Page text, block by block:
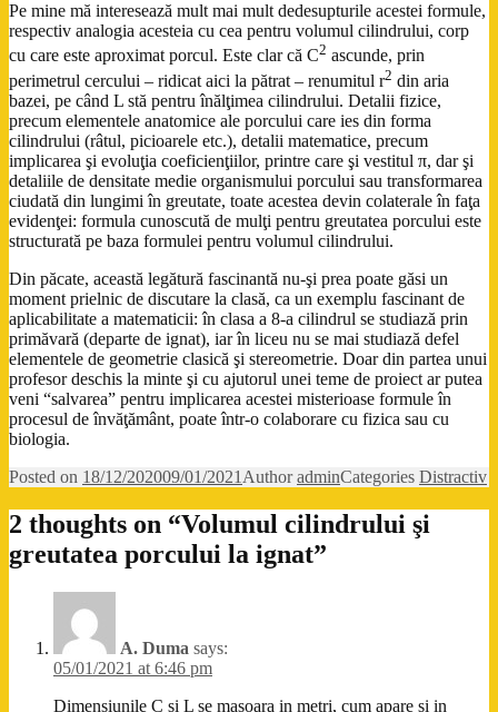
Pe mine mă interesează mult mai mult dedesupturile acestei formule,
respectiv analogia acesteia cu cea pentru volumul cilindrului, corp
cu care este aproximat porcul. Este clar că C2 ascunde, prin
perimetrul cercului – ridicat aici la pătrat – renumitul r2 din aria
bazei, pe când L stă pentru înălţimea cilindrului. Detalii fizice,
precum elementele anatomice ale porcului care ies din forma
cilindrului (râtul, picioarele etc.), detalii matematice, precum
implicarea şi evoluţia coeficienţiilor, printre care şi vestitul π, dar şi
detaliile de densitate medie organismului porcului sau transformarea
ciudată din lungimi în greutate, toate acestea devin colaterale în faţa
evidenţei: formula cunoscută de mulţi pentru greutatea porcului este
structurată pe baza formulei pentru volumul cilindrului.
Din păcate, această legătură fascinantă nu-şi prea poate găsi un
moment prielnic de discutare la clasă, ca un exemplu fascinant de
aplicabilitate a matematicii: în clasa a 8-a cilindrul se studiază prin
primăvară (departe de ignat), iar în liceu nu se mai studiază defel
elementele de geometrie clasică şi stereometrie. Doar din partea unui
profesor deschis la minte şi cu ajutorul unei teme de proiect ar putea
veni “salvarea” pentru implicarea acestei misterioase formule în
procesul de învăţământ, poate într-o colaborare cu fizica sau cu
biologia.
Posted on 18/12/202009/01/2021 AuthoradminCategories Distractiv
2 thoughts on “Volumul cilindrului şi
greutatea porcului la ignat”
A. Duma says:
05/01/2021 at 6:46 pm
Dimensiunile C si L se masoara in metri, cum apare si in